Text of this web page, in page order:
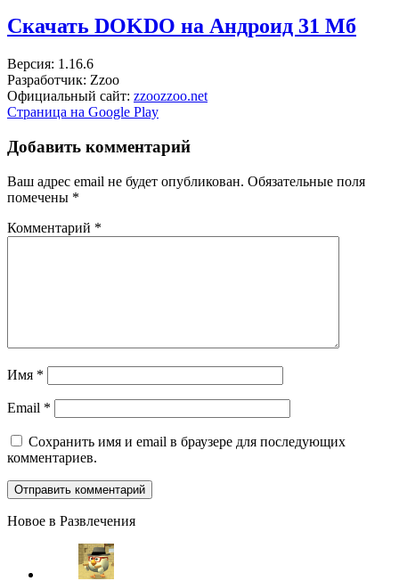
Скачать DOKDO на Андроид 31 Мб
Версия: 1.16.6
Разработчик: Zzoo
Официальный сайт: zzoozzoo.net
Страница на Google Play
Добавить комментарий
Ваш адрес email не будет опубликован. Обязательные поля
помечены *
Комментарий *
Имя *
Email *
Сохранить имя и email в браузере для последующих
комментариев.
Новое в Развлечения